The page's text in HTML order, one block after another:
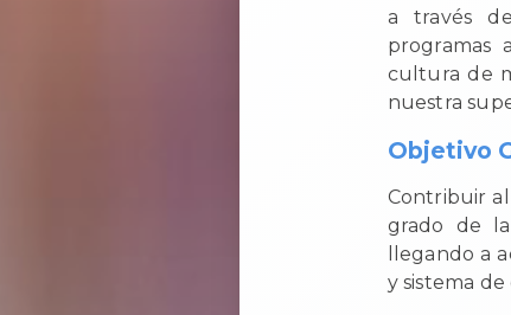
a través
programas
cultura de
nuestra
Objetivo
Contribuir
grado de
llegando a
y sistema